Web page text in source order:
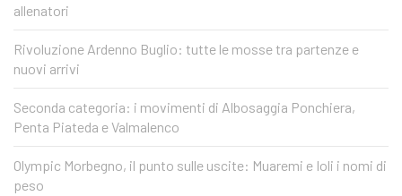
allenatori
Rivoluzione Ardenno Buglio: tutte le mosse tra partenze e
nuovi arrivi
Seconda categoria: i movimenti di Albosaggia Ponchiera,
Penta Piateda e Valmalenco
Olympic Morbegno, il punto sulle uscite: Muaremi e Ioli i nomi di
peso